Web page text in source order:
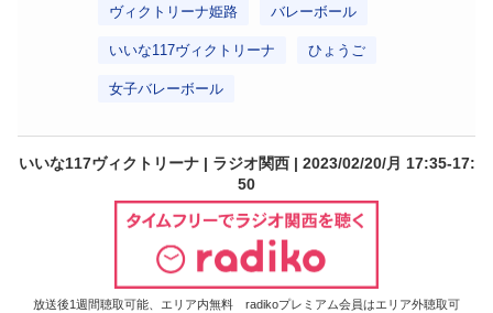
ヴィクトリーナ姫路 バレーボール
いいな117ヴィクトリーナ ひょうご
女子バレーボール
いいな117ヴィクトリーナ | ラジオ関西 | 2023/02/20/月 17:35-17:
50
放送後1週間聴取可能、エリア内無料 radikoプレミアム会員はエリア外聴取可